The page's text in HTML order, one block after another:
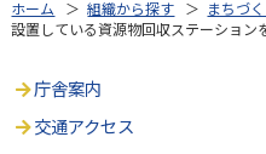
ホーム ＞組織から探す ＞ まちづ
設置している資源物回収ステーション
庁舎案内
交通アクセス